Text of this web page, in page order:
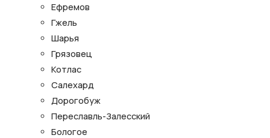
Ефремов
Гжель
Шарья
Грязовец
Котлас
Салехард
Дорогобуж
Переславль-Залесский
Бологое